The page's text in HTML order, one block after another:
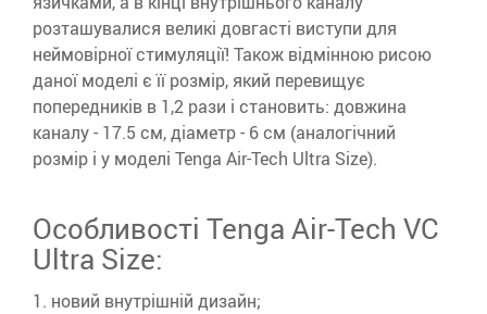
розташувалися великі довгасті виступи для
неймовірної стимуляції! Також відмінною рисою
даної моделі є її розмір, який перевищує
попередників в 1,2 рази і становить: довжина
каналу - 17.5 см, діаметр - 6 см (аналогічний
розмір і у моделі Tenga Air-Tech Ultra Size).
Особливості Tenga Air-Tech VC
Ultra Size:
1. новий внутрішній дизайн;